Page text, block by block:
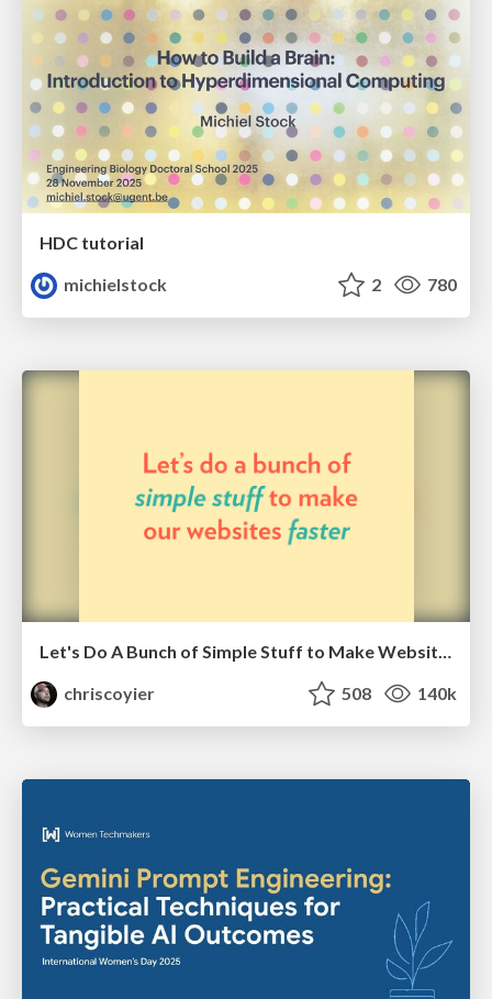
HDC tutorial
michielstock
2 780
Let's Do A Bunch of Simple Stuff to Make Websites Faster
chriscoyier
508 140k